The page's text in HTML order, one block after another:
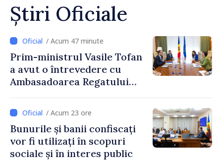
Știri Oficiale
/ Acum 47 minute
Prim-ministrul Vasile Tofan
a avut o întrevedere cu
Ambasadoarea Regatului
Irlandei de Nord, Fern
Horine / Acum 23 ore
Bunurile și banii confiscați
vor fi utilizați în scopuri
sociale și în interes public